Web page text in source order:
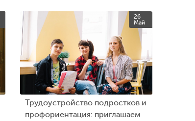
26
Май
Трудоустройство подростков и
профориентация: приглашаем